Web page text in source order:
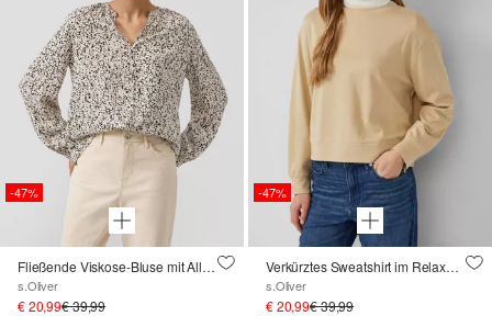
-47%
Fließende Viskose-Bluse mit All-over-Print
s.Oliver
€ 20,99€ 39,99
-47%
Verkürztes Sweatshirt im Relaxed Fit aus Baumwollmix
s.Oliver
€ 20,99€ 39,99